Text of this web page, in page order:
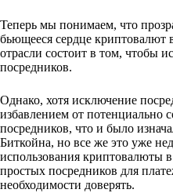
Теперь мы понимаем, что
бьющееся сердце криптовалют
отрасли состоит в том, чтобы
посредников.
Однако, хотя исключение
избавлением от потенциально
посредников, что и было
Биткойна, но все же это уже
использования криптовалюты в
простых посредников для
необходимости доверять.